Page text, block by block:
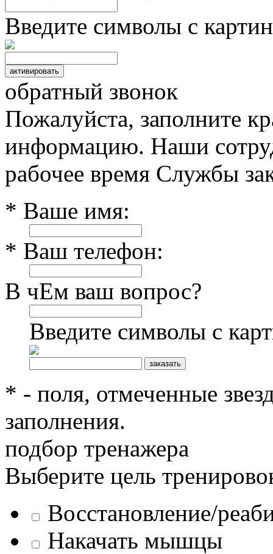
Введите символы с
обратный звонок
Пожалуйста, заполните
информацию. Наши
рабочее время Службы
* Ваше имя:
* Ваш телефон:
В чЕм ваш вопрос?
Введите символы с
* - поля, отмеченные
заполнения.
подбор тренажера
Выберите цель
Восстановление/
Накачать мышцы